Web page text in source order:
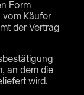
Form
Käufer
der Vertrag
an dem die
wird.